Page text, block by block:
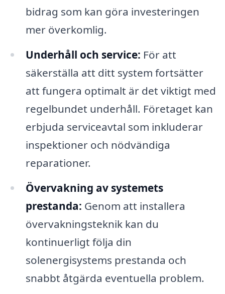
bidrag som kan göra investeringen
mer överkomlig.
Underhåll och service: För att
säkerställa att ditt system fortsätter
att fungera optimalt är det viktigt med
regelbundet underhåll. Företaget kan
erbjuda serviceavtal som inkluderar
inspektioner och nödvändiga
reparationer.
Övervakning av systemets
prestanda: Genom att installera
övervakningsteknik kan du
kontinuerligt följa din
solenergisystems prestanda och
snabbt åtgärda eventuella problem.